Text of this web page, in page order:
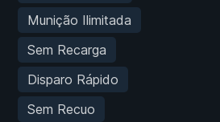
Munição Ilimitada
Sem Recarga
Disparo Rápido
Sem Recuo